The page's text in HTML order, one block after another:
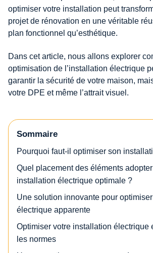
optimiser votre installation peut
projet de rénovation en une véritable
plan fonctionnel qu’esthétique.
Dans cet article, nous allons explorer
optimisation de l’installation électrique
garantir la sécurité de votre maison,
votre DPE et même l’attrait visuel.
Sommaire
Pourquoi faut-il optimiser son
Quel placement des éléments
installation électrique optimale ?
Une solution innovante pour
électrique apparente
Optimiser votre installation électrique
les normes